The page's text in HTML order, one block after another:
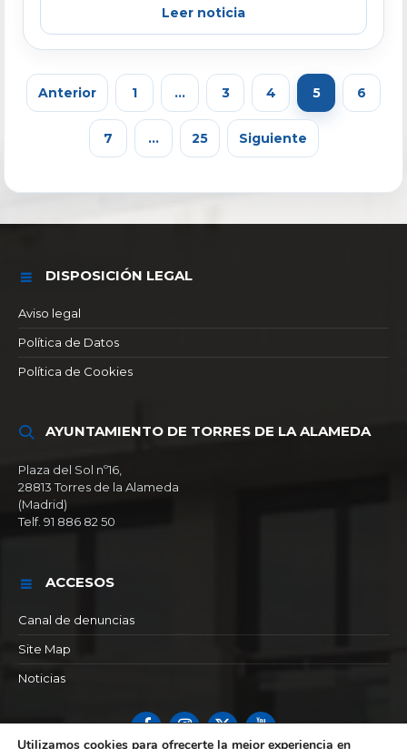
Leer noticia
Anterior 1 … 3 4 5 6
7 … 25 Siguiente
DISPOSICIÓN LEGAL
Aviso legal
Política de Datos
Política de Cookies
AYUNTAMIENTO DE TORRES DE LA ALAMEDA
Plaza del Sol nº16,
28813 Torres de la Alameda
(Madrid)
Telf. 91 886 82 50
ACCESOS
Canal de denuncias
Site Map
Noticias
FacebookInstagram
X YouTube
Utilizamos cookies para ofrecerte la mejor experiencia en